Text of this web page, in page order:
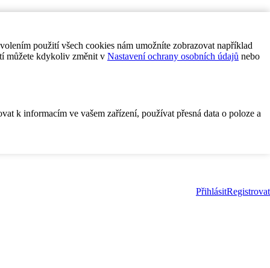
použití všech cookies nám umožníte zobrazovat například
můžete kdykoliv změnit v Nastavení ochrany osobních údajů nebo
k informacím ve vašem zařízení, používat přesná data o poloze a
PřihlásitRegistrovat